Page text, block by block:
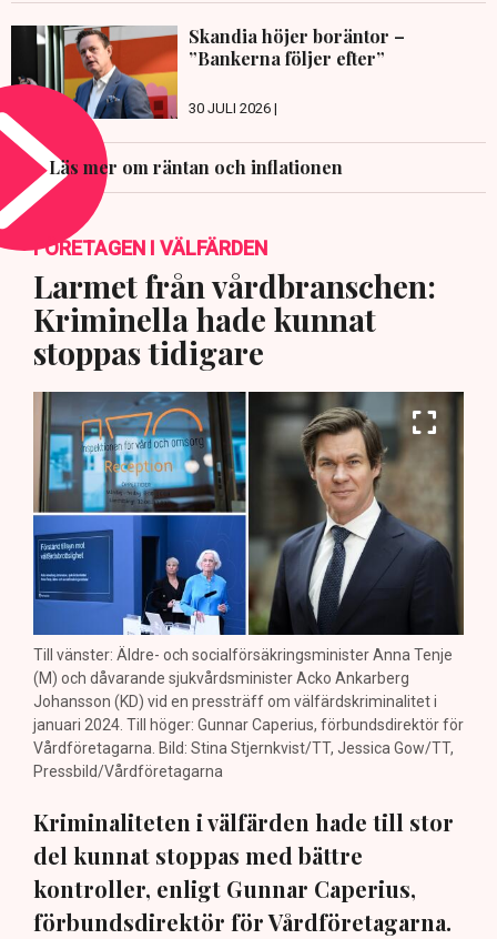
Skandia höjer boräntor –
”Bankerna följer efter”
30 JULI 2026 |
Läs mer om räntan och inflationen
FÖRETAGEN I VÄLFÄRDEN
Larmet från vårdbranschen:
Kriminella hade kunnat
stoppas tidigare
Till vänster: Äldre- och socialförsäkringsminister Anna Tenje
(M) och dåvarande sjukvårdsminister Acko Ankarberg
Johansson (KD) vid en pressträff om välfärdskriminalitet i
januari 2024. Till höger: Gunnar Caperius, förbundsdirektör för
Vårdföretagarna. Bild: Stina Stjernkvist/TT, Jessica Gow/TT,
Pressbild/Vårdföretagarna
Kriminaliteten i välfärden hade till stor
del kunnat stoppas med bättre
kontroller, enligt Gunnar Caperius,
förbundsdirektör för Vårdföretagarna.